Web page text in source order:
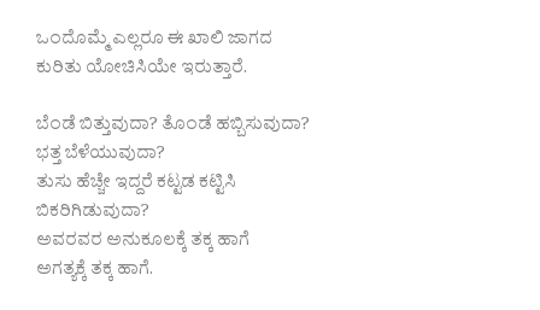
ಒಂದೊಮ್ಮೆ ಎಲ್ಲರೂ ಈ ಖಾಲಿ ಜಾಗದ
ಕುರಿತು ಯೋಚಿಸಿಯೇ ಇರುತ್ತಾರೆ.
ಬೆಂಡೆ ಬಿತ್ತುವುದಾ? ತೊಂಡೆ ಹಬ್ಬಿಸುವುದಾ?
ಭತ್ತ ಬೆಳೆಯುವುದಾ?
ತುಸು ಹೆಚ್ಚೇ ಇದ್ದರೆ ಕಟ್ಟಡ ಕಟ್ಟಿಸಿ
ಬಿಕರಿಗಿಡುವುದಾ?
ಅವರವರ ಅನುಕೂಲಕ್ಕೆ ತಕ್ಕ ಹಾಗೆ
ಅಗತ್ಯಕ್ಕೆ ತಕ್ಕ ಹಾಗೆ.